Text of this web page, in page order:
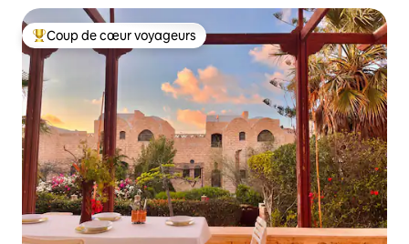
Coups de cœur voyageurs les plus appréciés
Coup de cœur voyageurs